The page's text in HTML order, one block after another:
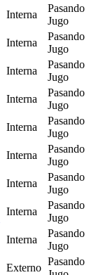
Interna
Pasando
Jugo
Interna
Pasando
Jugo
Interna
Pasando
Jugo
Interna
Pasando
Jugo
Interna
Pasando
Jugo
Interna
Pasando
Jugo
Interna
Pasando
Jugo
Interna
Pasando
Jugo
Interna
Pasando
Jugo
Externo
Pasando